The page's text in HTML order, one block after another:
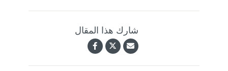
شارك هذا المقال